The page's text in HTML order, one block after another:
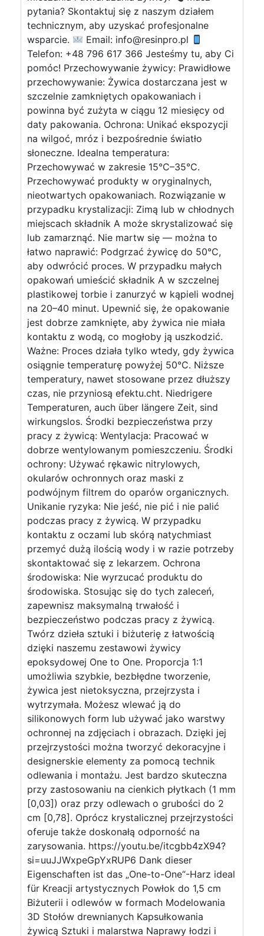
pytania? Skontaktuj się z naszym działem
technicznym, aby uzyskać profesjonalne
wsparcie.
Email: info@resinpro.pl
Telefon: +48 796 617 366 Jesteśmy tu, aby Ci
pomóc! Przechowywanie żywicy: Prawidłowe
przechowywanie: Żywica dostarczana jest w
szczelnie zamkniętych opakowaniach i
powinna być zużyta w ciągu 12 miesięcy od
daty pakowania. Ochrona: Unikać ekspozycji
na wilgoć, mróz i bezpośrednie światło
słoneczne. Idealna temperatura:
Przechowywać w zakresie 15°C–35°C.
Przechowywać produkty w oryginalnych,
nieotwartych opakowaniach. Rozwiązanie w
przypadku krystalizacji: Zimą lub w chłodnych
miejscach składnik A może skrystalizować się
lub zamarznąć. Nie martw się — można to
łatwo naprawić: Podgrzać żywicę do 50°C,
aby odwrócić proces. W przypadku małych
opakowań umieścić składnik A w szczelnej
plastikowej torbie i zanurzyć w kąpieli wodnej
na 20–40 minut. Upewnić się, że opakowanie
jest dobrze zamknięte, aby żywica nie miała
kontaktu z wodą, co mogłoby ją uszkodzić.
Ważne: Proces działa tylko wtedy, gdy żywica
osiągnie temperaturę powyżej 50°C. Niższe
temperatury, nawet stosowane przez dłuższy
czas, nie przyniosą efektu.cht. Niedrigere
Temperaturen, auch über längere Zeit, sind
wirkungslos. Środki bezpieczeństwa przy
pracy z żywicą: Wentylacja: Pracować w
dobrze wentylowanym pomieszczeniu. Środki
ochrony: Używać rękawic nitrylowych,
okularów ochronnych oraz maski z
podwójnym filtrem do oparów organicznych.
Unikanie ryzyka: Nie jeść, nie pić i nie palić
podczas pracy z żywicą. W przypadku
kontaktu z oczami lub skórą natychmiast
przemyć dużą ilością wody i w razie potrzeby
skontaktować się z lekarzem. Ochrona
środowiska: Nie wyrzucać produktu do
środowiska. Stosując się do tych zaleceń,
zapewnisz maksymalną trwałość i
bezpieczeństwo podczas pracy z żywicą.
Twórz dzieła sztuki i biżuterię z łatwością
dzięki naszemu zestawowi żywicy
epoksydowej One to One. Proporcja 1:1
umożliwia szybkie, bezbłędne tworzenie,
żywica jest nietoksyczna, przejrzysta i
wytrzymała. Możesz wlewać ją do
silikonowych form lub używać jako warstwy
ochronnej na zdjęciach i obrazach. Dzięki jej
przejrzystości można tworzyć dekoracyjne i
designerskie elementy za pomocą technik
odlewania i montażu. Jest bardzo skuteczna
przy zastosowaniu na cienkich płytkach (1 mm
[0,03]) oraz przy odlewach o grubości do 2
cm [0,78]. Oprócz krystalicznej przejrzystości
oferuje także doskonałą odporność na
zarysowania. https://youtu.be/itcgbb4zX94?
si=uuJJWxpeGpYxRUP6 Dank dieser
Eigenschaften ist das „One-to-One“-Harz ideal
für Kreacji artystycznych Powłok do 1,5 cm
Biżuterii i odlewów w formach Modelowania
3D Stołów drewnianych Kapsułkowania
żywicą Sztuki i malarstwa Naprawy łodzi i